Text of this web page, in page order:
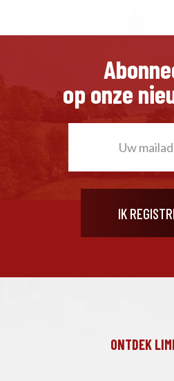
op onze
ONTDEK